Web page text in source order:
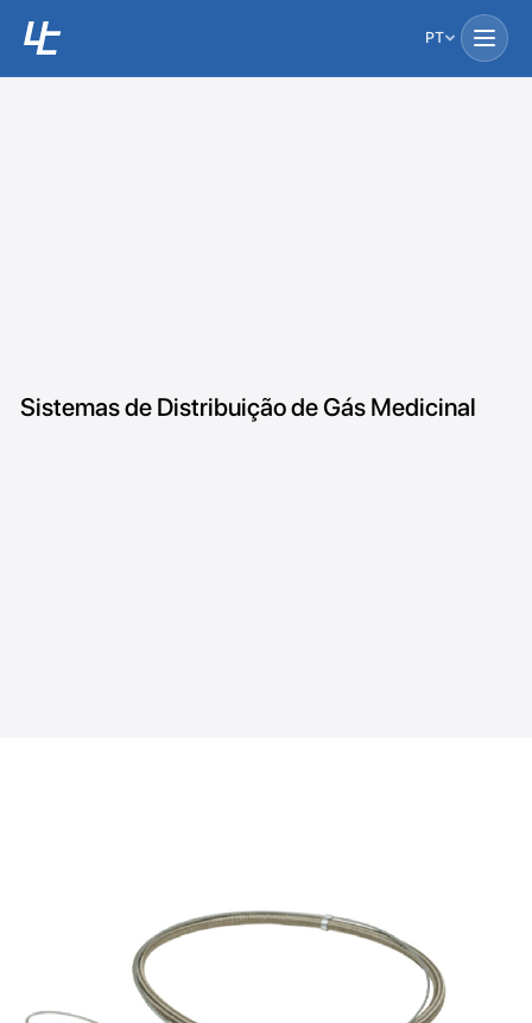
PT
Sistemas de Distribuição de Gás Medicinal